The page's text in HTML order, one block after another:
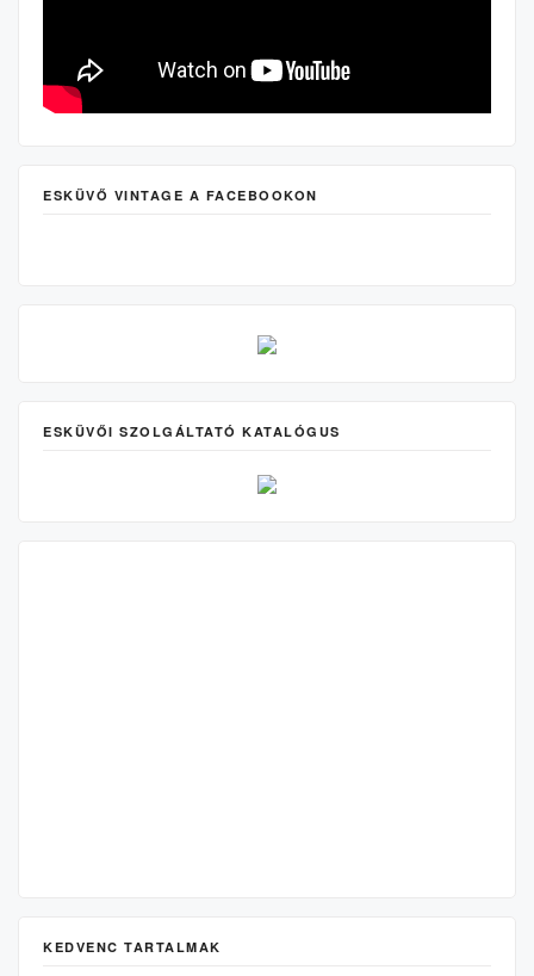
ESKÜVŐ VINTAGE A FACEBOOKON
ESKÜVŐI SZOLGÁLTATÓ KATALÓGUS
KEDVENC TARTALMAK